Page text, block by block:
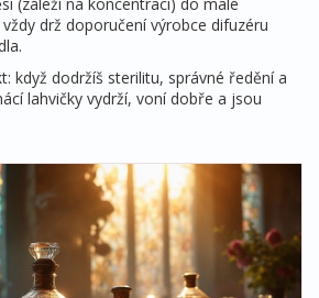
drž doporučení výrobce difuzéru
když dodržíš sterilitu, správné ředění a
lahvičky vydrží, voní dobře a jsou